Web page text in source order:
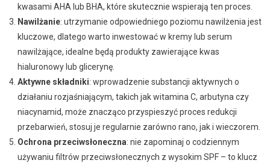
kwasami AHA lub BHA, które skutecznie wspierają ten proces.
Nawilżanie: utrzymanie odpowiedniego poziomu nawilżenia jest
kluczowe, dlatego warto inwestować w kremy lub serum
nawilżające, idealne będą produkty zawierające kwas
hialuronowy lub glicerynę.
Aktywne składniki: wprowadzenie substancji aktywnych o
działaniu rozjaśniającym, takich jak witamina C, arbutyna czy
niacynamid, może znacząco przyspieszyć proces redukcji
przebarwień, stosuj je regularnie zarówno rano, jak i wieczorem.
Ochrona przeciwsłoneczna: nie zapominaj o codziennym
używaniu filtrów przeciwsłonecznych z wysokim SPF – to klucz